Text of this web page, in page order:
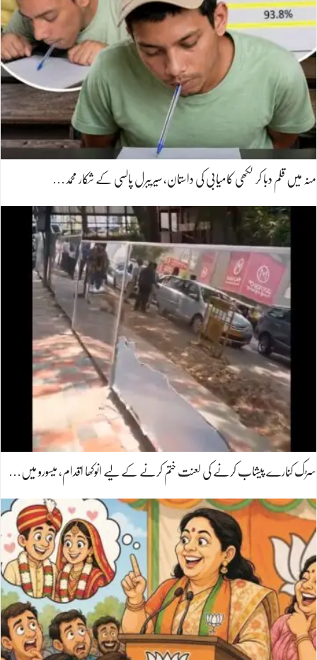
منہ میں قلم دبا کر لکھی کامیابی کی داستان، سیریبرل پالسی کے شکار محمد…
سڑک کنارے پیشاب کرنے کی لعنت ختم کرنے کے لیے انوکھا اقدام، میسورو میں…